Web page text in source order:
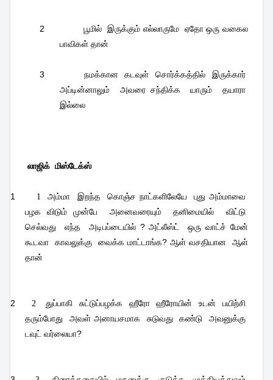
2 பூமில் இருக்கும் எல்லாருமே ஏதோ ஒரு வகைல
பாவிகள் தான்
3 நமக்கான கடவுள் சொர்க்கத்தில்
இருக்கார்
அப்டின்னாலும்
அவரை சந்திக்க யாரும்
தயாரா
இல்லை
லாஜிக் மிஸ்டேக்ஸ்
1 1 அம்மா இறந்த கொஞ்ச நாட்களிலேயே
புது அம்மாவை
பழக விடும் முன்பே
அனைவரையும் தனிமையில்
விட்டு
செல்வது
எந்த அடிபப்டையில் ? அட்லீஸ்ட்
ஒரு வாட்ச் மேன்
கூடவா
காவலுக்கு வைக்க மாட்டாங்க? ஆள் வசதியான
ஆள்
தான்
2 2துப்பாகி சுட்டுப்பழக்க ஹீரோ ஹீரோயின் உடன்
பயிற்சி
தரும்போது
அவள் அனாயசமாக சுடுவது கண்டு
அவனுக்கு
டவுட் வர்லையா?